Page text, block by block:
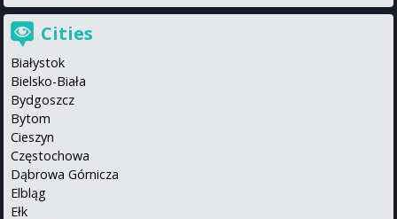
Cities
Białystok
Bielsko-Biała
Bydgoszcz
Bytom
Cieszyn
Częstochowa
Dąbrowa Górnicza
Elbląg
Ełk